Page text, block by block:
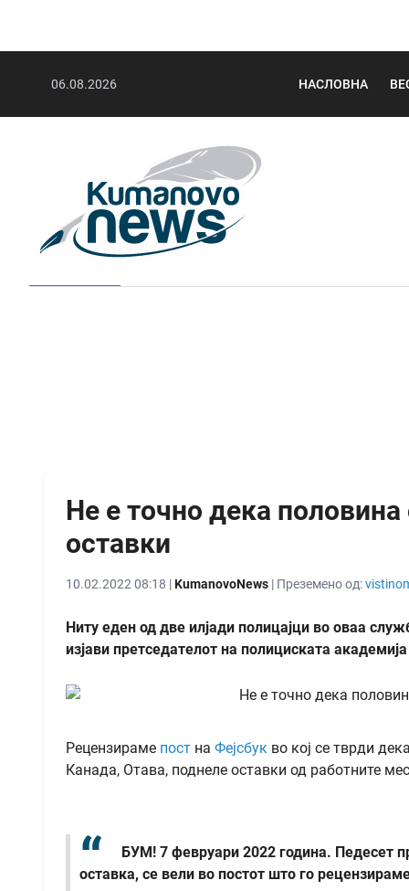
06.08.2026 НАСЛОВНА
Не е точно дека
оставки
10.02.2022 08:18 |KumanovoNews | Преземено од:
Ниту еден од две илјади полицајци во оваа
изјави претседателот на полициската
Рецензираме пост на Фејсбук во кој се тврди
Канада, Отава, поднеле оставки од работните
БУМ! 7 февруари 2022 година. Педесет
оставка, се вели во постот што го